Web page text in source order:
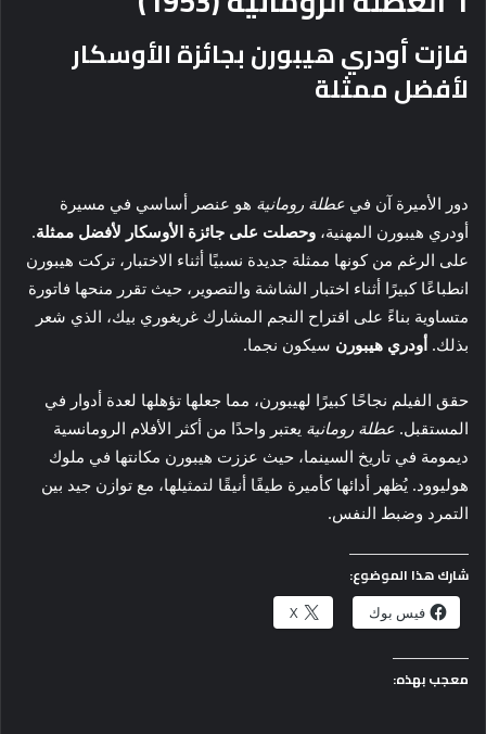
فازت أودري هيبورن بجائزة الأوسكار
لأفضل ممثلة
دور الأميرة آن في عطلة رومانية هو عنصر أساسي في مسيرة
أودري هيبورن المهنية، وحصلت على جائزة الأوسكار لأفضل ممثلة.
على الرغم من كونها ممثلة جديدة نسبيًا أثناء الاختبار، تركت هيبورن
انطباعًا كبيرًا أثناء اختبار الشاشة والتصوير، حيث تقرر منحها فاتورة
متساوية بناءً على اقتراح النجم المشارك غريغوري بيك، الذي شعر
بذلك. أودري هيبورن سيكون نجما.
حقق الفيلم نجاحًا كبيرًا لهيبورن، مما جعلها تؤهلها لعدة أدوار في
المستقبل. عطلة رومانية يعتبر واحدًا من أكثر الأفلام الرومانسية
ديمومة في تاريخ السينما، حيث عززت هيبورن مكانتها في ملوك
هوليوود. يُظهر أدائها كأميرة طيفًا أنيقًا لتمثيلها، مع توازن جيد بين
التمرد وضبط النفس.
شارك هذا الموضوع:
فيس بوك X
معجب بهذه: